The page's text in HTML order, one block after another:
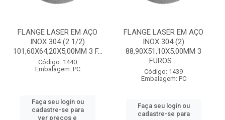
FLANGE LASER EM AÇO
INOX 304 (2 1/2)
101,60X64,20X5,00MM 3 F...
Código: 1440
Embalagem: PC
Faça seu login ou
cadastre-se para
ver preços e
FLANGE LASER EM AÇO
INOX 304 (2)
88,90X51,10X5,00MM 3
FUROS ...
Código: 1439
Embalagem: PC
Faça seu login ou
cadastre-se para